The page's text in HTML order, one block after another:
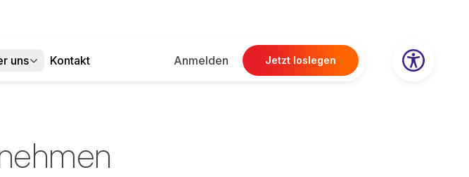
uns Kontakt Anmelden Jetzt loslegen